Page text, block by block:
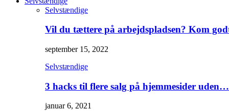
Selvstændige
Vil du tættere på arbejdspladsen? Kom
september 15, 2022
Selvstændige
3 hacks til flere salg på hjemmesider uden…
januar 6, 2021